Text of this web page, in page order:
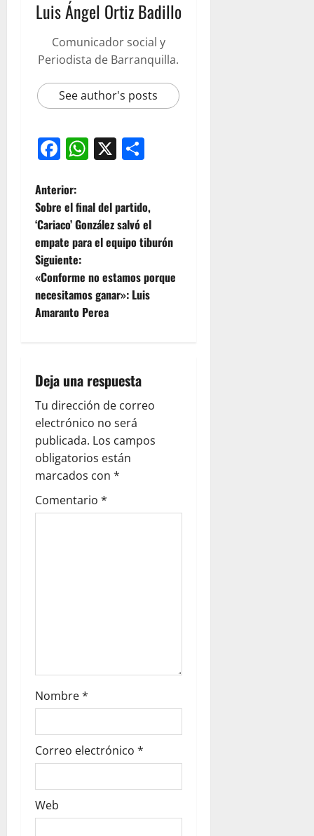
Luis Ángel Ortiz Badillo
Comunicador social y
Periodista de Barranquilla.
See author's posts
Facebook
WhatsApp
X
Anterior:
Sobre el final del partido,
‘Cariaco’ González salvó el
empate para el equipo tiburón
Siguiente:
«Conforme no estamos porque
necesitamos ganar»: Luis
Amaranto Perea
Deja una respuesta
Tu dirección de correo
electrónico no será
publicada. Los campos
obligatorios están
marcados con *
Comentario *
Nombre*
Correo electrónico *
Web